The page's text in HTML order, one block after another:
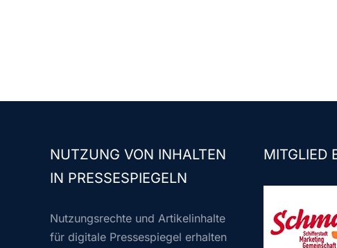
NUTZUNG VON INHALTEN
IN PRESSESPIEGELN
Nutzungsrechte und Artikelinhalte
für digitale Pressespiegel erhalten
MITGLIED